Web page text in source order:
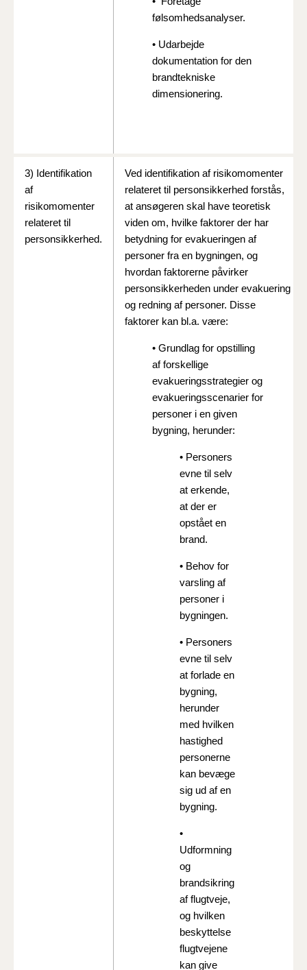
følsomhedsanalyser.
• Udarbejde
dokumentation for den
brandtekniske
dimensionering.
3) Identifikation
af
risikomomenter
relateret til
personsikkerhed.
Ved identifikation af risikomomenter
relateret til personsikkerhed forstås,
at ansøgeren skal have teoretisk
viden om, hvilke faktorer der har
betydning for evakueringen af
personer fra en bygningen, og
hvordan faktorerne påvirker
personsikkerheden under evakuering
og redning af personer. Disse
faktorer kan bl.a. være:
• Grundlag for opstilling
af forskellige
evakueringsstrategier og
evakueringsscenarier for
personer i en given
bygning, herunder:
• Personers
evne til selv
at erkende,
at der er
opstået en
brand.
• Behov for
varsling af
personer i
bygningen.
• Personers
evne til selv
at forlade en
bygning,
herunder
med hvilken
hastighed
personerne
kan bevæge
sig ud af en
bygning.
•
Udformning
og
brandsikring
af flugtveje,
og hvilken
beskyttelse
flugtvejene
kan give